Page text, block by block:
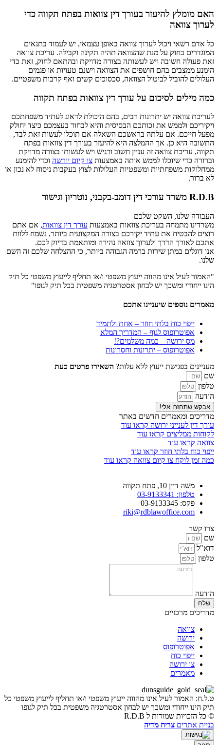
האם מומלץ להיעזר בעורך דין צוואות בפתח תקווה כדי
לערוך צוואה
כל אדם רשאי ויכול לערוך צוואה באופן עצמאי, יש לעמוד בתנאים
המוגדרים בחוק על מנת שהצוואה תהיה תקינה וקבילה. עריכת צוואה
זאת פעולה חשובה ויש לעשותה בצורה מדויקת ובהתאם לחוק, זאת כדי
הימנע ממצבים בהם חושפים את הצוואה וישנם טעויות או פגמים
העלולים להוביל לביטול הצוואה, סכסוכים קשים ואף קרבות משפטיים.
כמה מילים לסיכום על עורך דין צוואות בפתח תקווה
לעריכת צוואה יש יתרונות רבים, בהם היכולת לדאוג לעתיד משפחתכם
ויקיריכם ולממש את זכותכם הבסיסית והיא לבחור בעצמכם כיצד יחולק
מפעל חייכם. אם עלתה בראשכם השאלה אם תוכלו לעשות זאת לבד,
התשובה היא כן. אך ההמלצה היא להיעזר בעורך דין צוואות בפתח
תקווה, עריכת צוואה זה עניין חשוב ורגיש ויש לעשותו בצורה מדויקת
וברורה כדי שיוכלו לממש אותה באמצעות צו קיום יורשה וכדי להימנע
ממחלוקות משפחתיות ומשפטיות העלולות לצוץ בעקבות ניסוח לא נכון או
לא ברור.
R.D.B משרד עורכי דין דומב-בקבני, נוטריון וגישור
העבודה שלנו, השקט שלכם
משרדינו מתמחה בעריכת צוואות באמצעות עורך דין צוואות, אם אתם
רוצים להבטיח את עתיד יקירכם בצורה המקצועית ביותר, נשמח ללוות
אתכם לאורך הדרך ולערוך צוואה נהירה ומותאמת בדיוק לכם.
אנו דוגלים במתן שירות ברמה הגבוהה ביותר, כי ההצלחה שלכם זה השם
שלנו.
"האמור לעיל אינו מהווה ייעוץ משפטי ו/או תחליף לייעוץ משפטי כל תיק
הינו ייחודי ומשכך יש לבחון אסטרטגיה משפטית בכל תיק לגופו"
מאמרים נוספים שיעניינו אתכם
ייפוי כוח בלתי חוזר – אחת ולתמיד
אפוטרופוס לגוף – המדריך המלא
מס ירושה – כמה משלמים?!
אפוטרופוס – יתרונות וחסרונות
מעניינים בפגישת ייעוץ ללא עלות? השאירו פרטים כעת
שם
טלפון
הודעה
אבקש שתחזרו אלי!
מדריכים ומאמרים חדשים באתר
עורך דין לענייני ירושה קראו עוד
לקוחות ממליצים קראו עוד
צוואה קראו עוד
ייפוי כוח בלתי חוזר קראו עוד
כמה זמן לוקח צו קיום צוואה קראו עוד
משה דיין 10, פתח תקווה
טלפון: 03-9133341
פקס: 03-9133345
riki@rdblawoffice.com
צרו קשר
שם
דוא"ל
טלפון
הודעה
שלח
מדריכים מרכזיים
צוואה
ירושה
אפוטרופוס
ייפוי כוח
צו ירושה
מאמרים
ט.ל.ח: האמור לעיל אינו מהווה ייעוץ משפטי ו/או תחליף לייעוץ משפטי כל
תיק הינו ייחודי ומשכך יש לבחון אסטרטגיה משפטית בכל תיק לגופו
© כל הזכויות שמורות ל R.D.B
בניית אתרים צריח מדיה